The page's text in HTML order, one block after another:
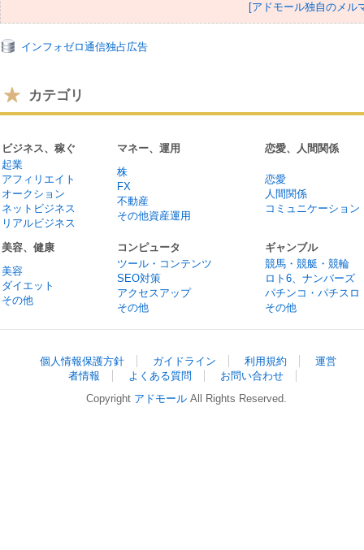
[アドモール独自のメル
インフォゼロ通信独占広告
カテゴリ
ビジネス、稼ぐ マネー、運用
恋愛、人間関係
起業
アフィリエイト
オークション
ネットビジネス
リアルビジネス
株
FX
不動産
その他資産運用
恋愛
人間関係
コミュニケーション
美容、健康 コンピュータ
ギャンブル
美容
ダイエット
その他
ツール・コンテンツ
SEO対策
アクセスアップ
その他
競馬・競艇・競輪
ロト6、ナンバーズ
パチンコ・パチスロ
その他
個人情報保護方針 ガイドライン 利用規約
運営
者情報
よくある質問
お問い合わせ
Copyright アドモールAll Rights Reserved.